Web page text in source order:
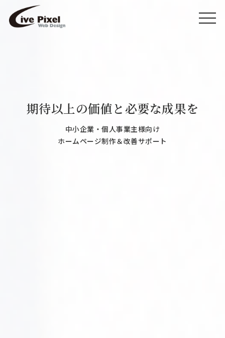
toggle
期待以上の価値と必要な成果を
中小企業・個人事業主様向け
ホームページ制作＆改善サポート